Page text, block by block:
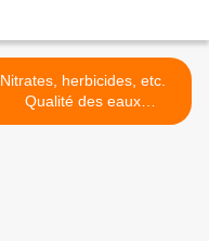
Nitrates, herbicides, etc.
Qualité des eaux
souterraines en Alsace >